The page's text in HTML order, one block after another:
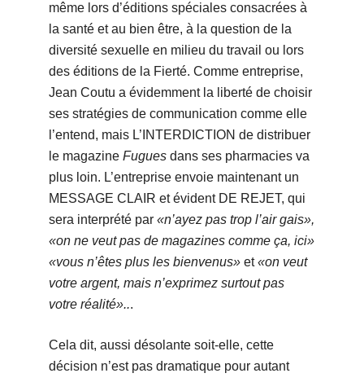
même lors d’éditions spéciales consacrées à
la santé et au bien être, à la question de la
diversité sexuelle en milieu du travail ou lors
des éditions de la Fierté. Comme entreprise,
Jean Coutu a évidemment la liberté de choisir
ses stratégies de communication comme elle
l’entend, mais L’INTERDICTION de distribuer
le magazine Fuguesdans ses pharmacies va
plus loin. L’entreprise envoie maintenant un
MESSAGE CLAIR et évident DE REJET, qui
sera interprété par «n’ayez pas trop l’air gais»,
«on ne veut pas de magazines comme ça, ici»
«vous n’êtes plus les bienvenus» et«on veut
votre argent, mais n’exprimez surtout pas
votre réalité»...
Cela dit, aussi désolante soit-elle, cette
décision n’est pas dramatique pour autant